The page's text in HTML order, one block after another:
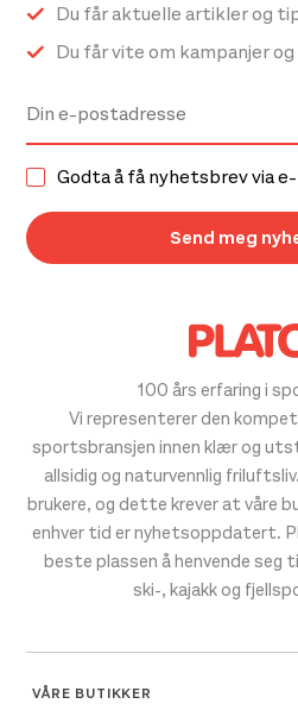
100 års erfaring i
Vi representerer den
sportsbransjen innen klær og
allsidig og naturvennlig
brukere, og dette krever at våre
enhver tid er nyhetsoppdatert.
beste plassen å henvende seg
ski-, kajakk og
VÅRE BUTIKKER
Du får aktuelle artikler og
Du får vite om kampanjer
Godta å få nyhetsbrev via